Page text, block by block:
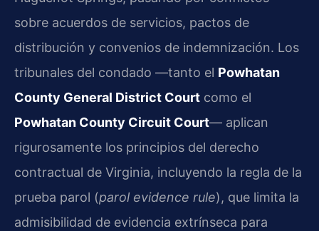
sobre acuerdos de servicios, pactos de
distribución y convenios de indemnización. Los
tribunales del condado —tanto el Powhatan
County General District Court como el
Powhatan County Circuit Court— aplican
rigurosamente los principios del derecho
contractual de Virginia, incluyendo la regla de la
prueba parol (parol evidence rule), que limita la
admisibilidad de evidencia extrínseca para